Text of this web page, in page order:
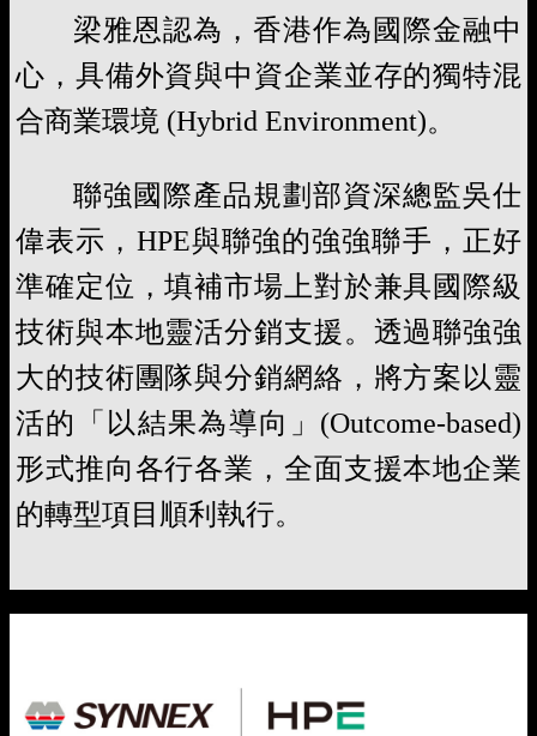
梁雅恩認為，香港作為國際金融中
心，具備外資與中資企業並存的獨特混
合商業環境 (Hybrid Environment)。
聯強國際產品規劃部資深總監吳仕
偉表示，HPE與聯強的強強聯手，正好
準確定位，填補市場上對於兼具國際級
技術與本地靈活分銷支援。透過聯強強
大的技術團隊與分銷網絡，將方案以靈
活的「以結果為導向」(Outcome-based)
形式推向各行各業，全面支援本地企業
的轉型項目順利執行。